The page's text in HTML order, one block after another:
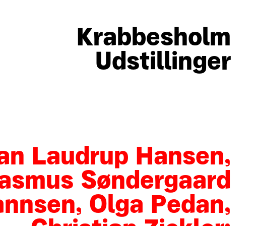
Krabbesholm
Udstillinger
Laudrup Hansen,
Søndergaard
Olga Pedan,